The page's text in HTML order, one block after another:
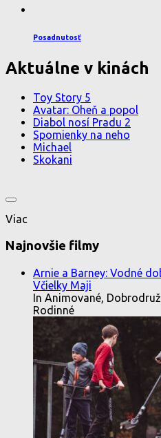
Posadnutosť
Aktuálne v kinách
Toy Story 5
Avatar: Oheň a popol
Diabol nosí Pradu 2
Spomienky na neho
Michael
Skokani
Viac
Najnovšie filmy
Arnie a Barney: Vodné
Včielky Maji
In Animované,
Rodinné